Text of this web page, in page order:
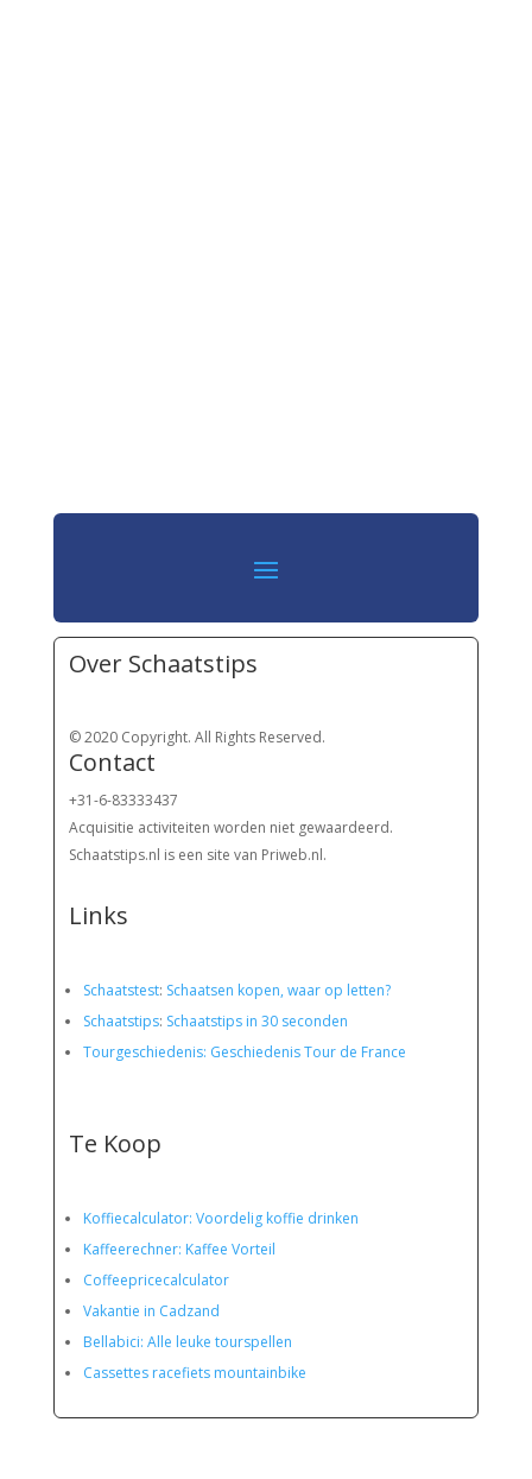
Over Schaatstips
© 2020 Copyright. All Rights Reserved.
Contact
+31-6-83333437
Acquisitie activiteiten worden niet gewaardeerd.
Schaatstips.nl is een site van Priweb.nl.
Links
Schaatstest: Schaatsen kopen, waar op letten?
Schaatstips: Schaatstips in 30 seconden
Tourgeschiedenis: Geschiedenis Tour de France
Te Koop
Koffiecalculator: Voordelig koffie drinken
Kaffeerechner: Kaffee Vorteil
Coffeepricecalculator
Vakantie in Cadzand
Bellabici: Alle leuke tourspellen
Cassettes racefiets mountainbike